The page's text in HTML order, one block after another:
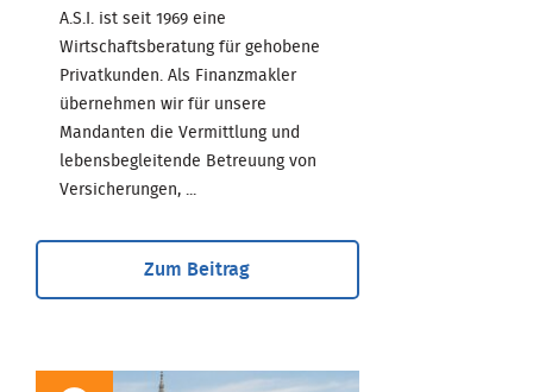
A.S.I. ist seit 1969 eine
Wirtschaftsberatung für gehobene
Privatkunden. Als Finanzmakler
übernehmen wir für unsere
Mandanten die Vermittlung und
lebensbegleitende Betreuung von
Versicherungen, ...
Zum Beitrag